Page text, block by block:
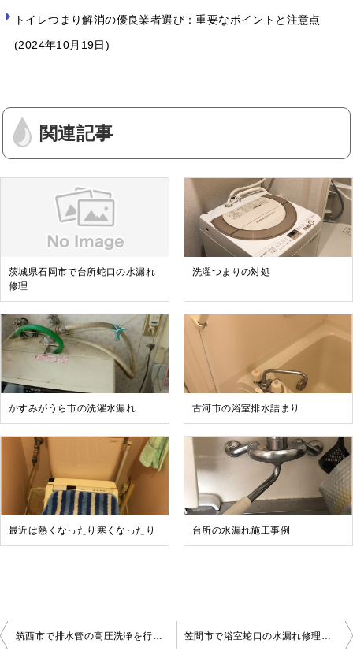
トイレつまり解消の優良業者選び：重要なポイントと注意点
2024年10月19日
関連記事
茨城県石岡市で台所蛇口の水漏れ
修理
洗濯つまりの対処
かすみがうら市の洗濯水漏れ 古河市の浴室排水詰まり
最近は熱くなったり寒くなったり 台所の水漏れ施工事例